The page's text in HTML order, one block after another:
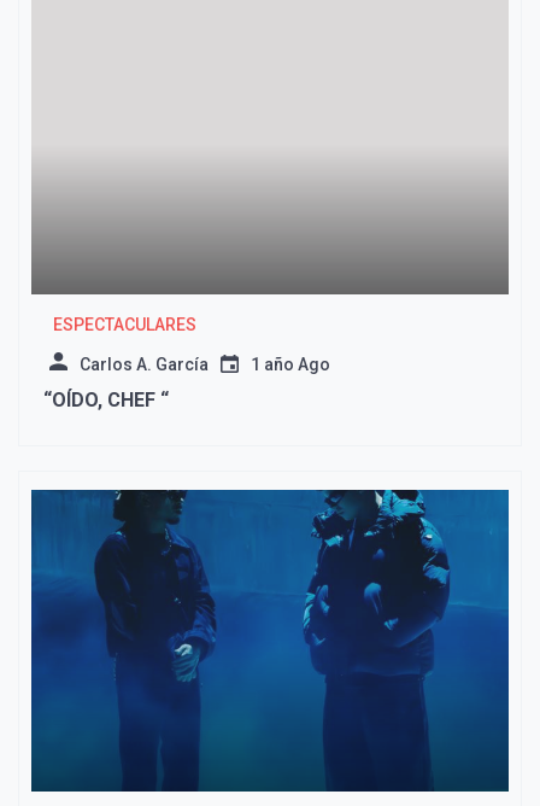
ESPECTACULARES
Carlos A. García 1 año Ago
“OÍDO, CHEF “